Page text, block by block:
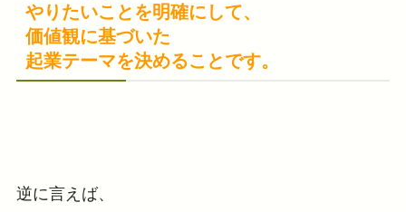
やりたいことを明確にして、
価値観に基づいた
起業テーマを決めることです。
逆に言えば、